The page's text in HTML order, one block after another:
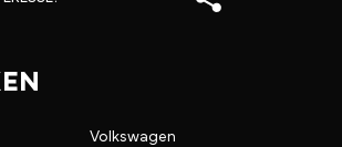
Volkswagen